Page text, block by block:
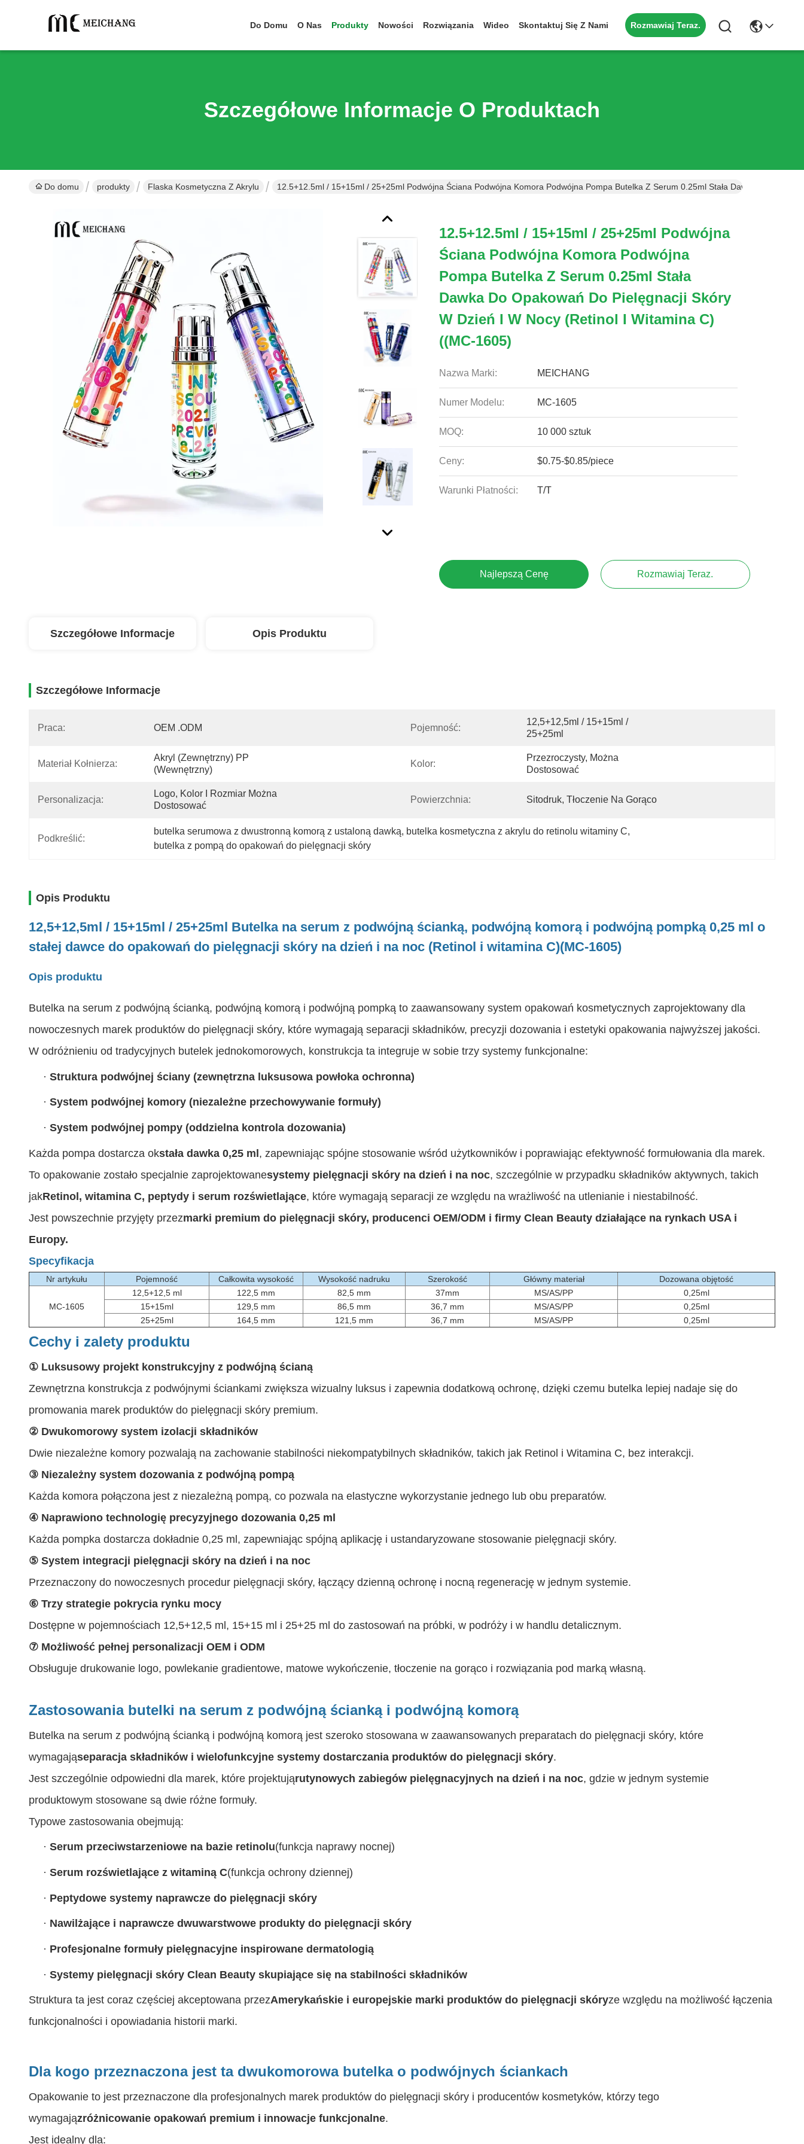
Do Domu O Nas Produkty Nowości Rozwiązania Wideo Skontaktuj Się Z Nami Rozmawiaj Teraz.
Szczegółowe Informacje O Produktach
Do domu produkty Flaska Kosmetyczna Z Akrylu 12.5+12.5ml / 15+15ml / 25+25ml Podwójna Ściana Podwójna Komora Podwójna Pompa Butelka Z Serum 0.25ml Stała Dawka Do
12.5+12.5ml / 15+15ml / 25+25ml Podwójna
Ściana Podwójna Komora Podwójna
Pompa Butelka Z Serum 0.25ml Stała
Dawka Do Opakowań Do Pielęgnacji Skóry
W Dzień I W Nocy (retinol I Witamina C)
((MC-1605)
Nazwa Marki: MEICHANG
Numer Modelu: MC-1605
MOQ: 10 000 sztuk
Ceny: $0.75-$0.85/piece
Warunki Płatności: T/T
Najlepszą Cenę Rozmawiaj Teraz.
Szczegółowe Informacje Opis Produktu
Szczegółowe Informacje
Praca: OEM .ODM Pojemność:
12,5+12,5ml / 15+15ml /
25+25ml
Materiał Kołnierza:
Akryl (zewnętrzny) PP
(wewnętrzny)
Kolor:
Przezroczysty, Można
Dostosować
Personalizacja:
Logo, Kolor I Rozmiar Można
Dostosować
Powierzchnia: Sitodruk, Tłoczenie Na Gorąco
Podkreślić:
butelka serumowa z dwustronną komorą z ustaloną dawką, butelka kosmetyczna z akrylu do retinolu witaminy C,
butelka z pompą do opakowań do pielęgnacji skóry
Opis Produktu
12,5+12,5ml / 15+15ml / 25+25ml Butelka na serum z podwójną ścianką, podwójną komorą i podwójną pompką 0,25 ml o
stałej dawce do opakowań do pielęgnacji skóry na dzień i na noc (Retinol i witamina C)(MC-1605)
Opis produktu
Butelka na serum z podwójną ścianką, podwójną komorą i podwójną pompką to zaawansowany system opakowań kosmetycznych zaprojektowany dla
nowoczesnych marek produktów do pielęgnacji skóry, które wymagają separacji składników, precyzji dozowania i estetyki opakowania najwyższej jakości.
W odróżnieniu od tradycyjnych butelek jednokomorowych, konstrukcja ta integruje w sobie trzy systemy funkcjonalne:
· Struktura podwójnej ściany (zewnętrzna luksusowa powłoka ochronna)
· System podwójnej komory (niezależne przechowywanie formuły)
· System podwójnej pompy (oddzielna kontrola dozowania)
Każda pompa dostarcza okstała dawka 0,25 ml, zapewniając spójne stosowanie wśród użytkowników i poprawiając efektywność formułowania dla marek.
To opakowanie zostało specjalnie zaprojektowanesystemy pielęgnacji skóry na dzień i na noc, szczególnie w przypadku składników aktywnych, takich
jakRetinol, witamina C, peptydy i serum rozświetlające, które wymagają separacji ze względu na wrażliwość na utlenianie i niestabilność.
Jest powszechnie przyjęty przezmarki premium do pielęgnacji skóry, producenci OEM/ODM i firmy Clean Beauty działające na rynkach USA i
Europy.
Specyfikacja
Nr artykułu Pojemność Całkowita wysokość Wysokość nadruku Szerokość Główny materiał Dozowana objętość
MC-1605
12,5+12,5 ml 122,5 mm 82,5 mm 37mm MS/AS/PP
0,25ml
15+15ml
129,5 mm 86,5 mm 36,7 mm MS/AS/PP
0,25ml
25+25ml
164,5 mm 121,5 mm 36,7 mm MS/AS/PP 0,25ml
Cechy i zalety produktu
① Luksusowy projekt konstrukcyjny z podwójną ścianą
Zewnętrzna konstrukcja z podwójnymi ściankami zwiększa wizualny luksus i zapewnia dodatkową ochronę, dzięki czemu butelka lepiej nadaje się do
promowania marek produktów do pielęgnacji skóry premium.
② Dwukomorowy system izolacji składników
Dwie niezależne komory pozwalają na zachowanie stabilności niekompatybilnych składników, takich jak Retinol i Witamina C, bez interakcji.
③ Niezależny system dozowania z podwójną pompą
Każda komora połączona jest z niezależną pompą, co pozwala na elastyczne wykorzystanie jednego lub obu preparatów.
④ Naprawiono technologię precyzyjnego dozowania 0,25 ml
Każda pompka dostarcza dokładnie 0,25 ml, zapewniając spójną aplikację i ustandaryzowane stosowanie pielęgnacji skóry.
⑤ System integracji pielęgnacji skóry na dzień i na noc
Przeznaczony do nowoczesnych procedur pielęgnacji skóry, łączący dzienną ochronę i nocną regenerację w jednym systemie.
⑥ Trzy strategie pokrycia rynku mocy
Dostępne w pojemnościach 12,5+12,5 ml, 15+15 ml i 25+25 ml do zastosowań na próbki, w podróży i w handlu detalicznym.
⑦ Możliwość pełnej personalizacji OEM i ODM
Obsługuje drukowanie logo, powlekanie gradientowe, matowe wykończenie, tłoczenie na gorąco i rozwiązania pod marką własną.
Zastosowania butelki na serum z podwójną ścianką i podwójną komorą
Butelka na serum z podwójną ścianką i podwójną komorą jest szeroko stosowana w zaawansowanych preparatach do pielęgnacji skóry, które
wymagająseparacja składników i wielofunkcyjne systemy dostarczania produktów do pielęgnacji skóry.
Jest szczególnie odpowiedni dla marek, które projektująrutynowych zabiegów pielęgnacyjnych na dzień i na noc, gdzie w jednym systemie
produktowym stosowane są dwie różne formuły.
Typowe zastosowania obejmują:
· Serum przeciwstarzeniowe na bazie retinolu(funkcja naprawy nocnej)
· Serum rozświetlające z witaminą C(funkcja ochrony dziennej)
· Peptydowe systemy naprawcze do pielęgnacji skóry
· Nawilżające i naprawcze dwuwarstwowe produkty do pielęgnacji skóry
· Profesjonalne formuły pielęgnacyjne inspirowane dermatologią
· Systemy pielęgnacji skóry Clean Beauty skupiające się na stabilności składników
Struktura ta jest coraz częściej akceptowana przezAmerykańskie i europejskie marki produktów do pielęgnacji skóryze względu na możliwość łączenia
funkcjonalności i opowiadania historii marki.
Dla kogo przeznaczona jest ta dwukomorowa butelka o podwójnych ściankach
Opakowanie to jest przeznaczone dla profesjonalnych marek produktów do pielęgnacji skóry i producentów kosmetyków, którzy tego
wymagajązróżnicowanie opakowań premium i innowacje funkcjonalne.
Jest idealny dla: